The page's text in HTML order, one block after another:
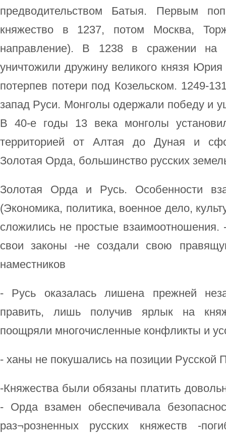
предводительством Батыя. Первым
княжество в 1237, потом Москва,
направление). В 1238 в сражении на
уничтожили дружину великого князя
потерпев потери под Козельском. 1249-
запад Руси. Монголы одержали победу и
В 40-е годы 13 века монголы
территорией от Алтая до Дуная и
Золотая Орда, большинство русских
Золотая Орда и Русь. Особенности
(Экономика, политика, военное дело,
сложились не простые
свои законы -не создали свою
наместников
- Русь оказалась лишена прежней
править, лишь получив ярлык на
поощряли многочисленные конфликты и
- ханы не покушались на позиции Русской
-Княжества были обязаны платить
- Орда взамен обеспечивала
раз¬розненных русских княжеств -